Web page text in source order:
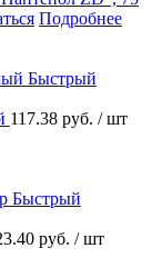
Подробнее
Быстрый
117.38 руб. / шт
Быстрый
руб. / шт